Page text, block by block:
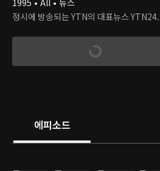
1995 • All • 뉴스
정시에 방송되는 YTN의 대표뉴스 YTN24.
에피소드